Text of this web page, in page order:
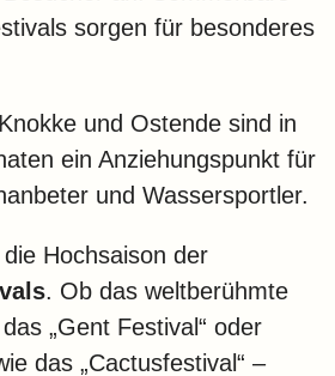
sorgen für besonderes
und Ostende sind in
ein Anziehungspunkt für
und Wassersportler.
Hochsaison der
. Ob das weltberühmte
„Gent Festival“ oder
das „Cactusfestival“ –